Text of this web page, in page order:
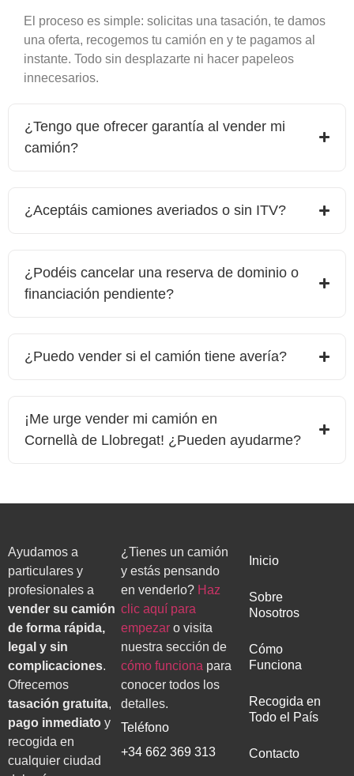
El proceso es simple: solicitas una tasación, te damos
una oferta, recogemos tu camión en y te pagamos al
instante. Todo sin desplazarte ni hacer papeleos
innecesarios.
¿Tengo que ofrecer garantía al vender mi
camión?
¿Aceptáis camiones averiados o sin ITV?
¿Podéis cancelar una reserva de dominio o
financiación pendiente?
¿Puedo vender si el camión tiene avería?
¡Me urge vender mi camión en
Cornellà de Llobregat! ¿Pueden ayudarme?
Ayudamos a
particulares y
profesionales a
vender su camión
de forma rápida,
legal y sin
complicaciones.
Ofrecemos
tasación gratuita,
pago inmediato y
recogida en
cualquier ciudad
¿Tienes un camión
y estás pensando
en venderlo? Haz
clic aquí para
empezaro visita
nuestra sección de
cómo funciona para
conocer todos los
detalles.
Teléfono
+34 662 369 313
Inicio
Sobre
Nosotros
Cómo
Funciona
Recogida en
Todo el País
Contacto